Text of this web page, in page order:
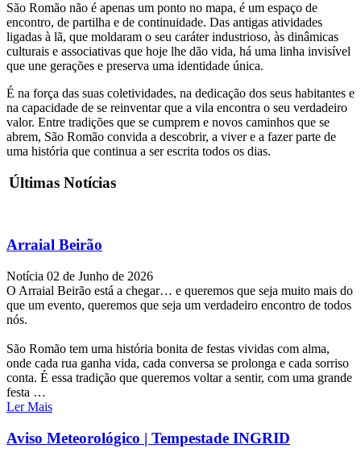
São Romão não é apenas um ponto no mapa, é um espaço de
encontro, de partilha e de continuidade. Das antigas atividades
ligadas à lã, que moldaram o seu caráter industrioso, às dinâmicas
culturais e associativas que hoje lhe dão vida, há uma linha invisível
que une gerações e preserva uma identidade única.
É na força das suas coletividades, na dedicação dos seus habitantes e
na capacidade de se reinventar que a vila encontra o seu verdadeiro
valor. Entre tradições que se cumprem e novos caminhos que se
abrem, São Romão convida a descobrir, a viver e a fazer parte de
uma história que continua a ser escrita todos os dias.
Últimas Notícias
Arraial Beirão
Notícia 02 de Junho de 2026
O Arraial Beirão está a chegar… e queremos que seja muito mais do
que um evento, queremos que seja um verdadeiro encontro de todos
nós.
São Romão tem uma história bonita de festas vividas com alma,
onde cada rua ganha vida, cada conversa se prolonga e cada sorriso
conta. É essa tradição que queremos voltar a sentir, com uma grande
festa …
Ler Mais
Aviso Meteorológico | Tempestade INGRID